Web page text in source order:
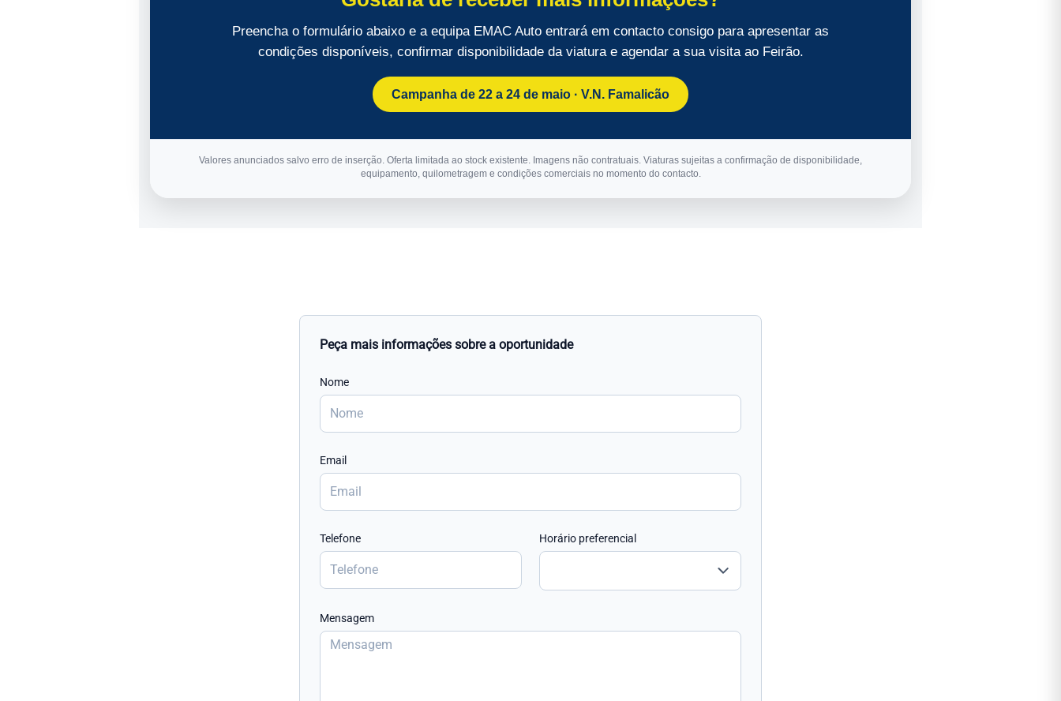
Preencha o formulário abaixo e a equipa EMAC Auto entrará em contacto consigo para apresentar as
condições disponíveis, confirmar disponibilidade da viatura e agendar a sua visita ao Feirão.
Campanha de 22 a 24 de maio · V.N. Famalicão
Valores anunciados salvo erro de inserção. Oferta limitada ao stock existente. Imagens não contratuais. Viaturas sujeitas a confirmação de disponibilidade,
equipamento, quilometragem e condições comerciais no momento do contacto.
Peça mais informações sobre a oportunidade
Nome
Email
Telefone Horário preferencial
Mensagem